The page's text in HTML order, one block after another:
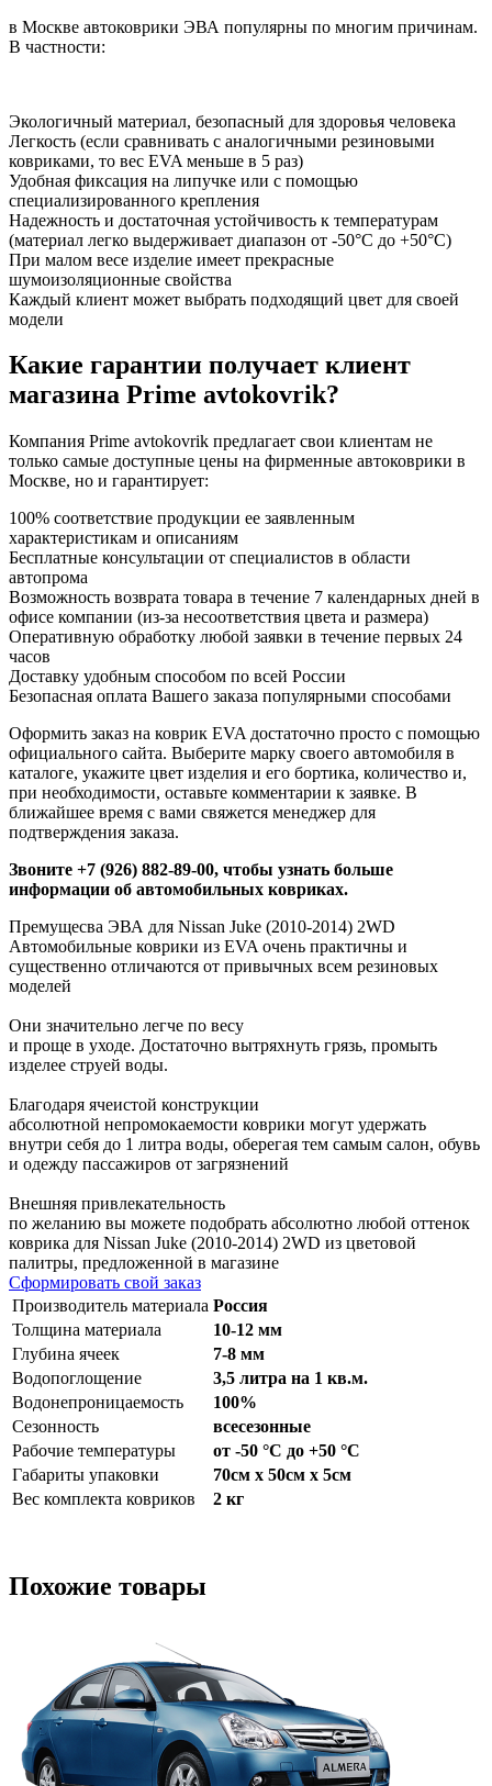
в Москве автоковрики ЭВА популярны по многим причинам.
В частности:
Экологичный материал, безопасный для здоровья человека
Легкость (если сравнивать с аналогичными резиновыми
ковриками, то вес EVA меньше в 5 раз)
Удобная фиксация на липучке или с помощью
специализированного крепления
Надежность и достаточная устойчивость к температурам
(материал легко выдерживает диапазон от -50°С до +50°С)
При малом весе изделие имеет прекрасные
шумоизоляционные свойства
Каждый клиент может выбрать подходящий цвет для своей
модели
Какие гарантии получает клиент
магазина Prime avtokovrik?
Компания Prime avtokovrik предлагает свои клиентам не
только самые доступные цены на фирменные автоковрики в
Москве, но и гарантирует:
100% соответствие продукции ее заявленным
характеристикам и описаниям
Бесплатные консультации от специалистов в области
автопрома
Возможность возврата товара в течение 7 календарных дней в
офисе компании (из-за несоответствия цвета и размера)
Оперативную обработку любой заявки в течение первых 24
часов
Доставку удобным способом по всей России
Безопасная оплата Вашего заказа популярными способами
Оформить заказ на коврик EVA достаточно просто с помощью
официального сайта. Выберите марку своего автомобиля в
каталоге, укажите цвет изделия и его бортика, количество и,
при необходимости, оставьте комментарии к заявке. В
ближайшее время с вами свяжется менеджер для
подтверждения заказа.
Звоните +7 (926) 882-89-00, чтобы узнать больше
информации об автомобильных ковриках.
Премущесва ЭВА для Nissan Juke (2010-2014) 2WD
Автомобильные коврики из EVA очень практичны и
существенно отличаются от привычных всем резиновых
моделей
Они значительно легче по весу
и проще в уходе. Достаточно вытряхнуть грязь, промыть
изделее струей воды.
Благодаря ячеистой конструкции
абсолютной непромокаемости коврики могут удержать
внутри себя до 1 литра воды, оберегая тем самым салон, обувь
и одежду пассажиров от загрязнений
Внешняя привлекательность
по желанию вы можете подобрать абсолютно любой оттенок
коврика для Nissan Juke (2010-2014) 2WD из цветовой
палитры, предложенной в магазине
Сформировать свой заказ
Производитель материала Россия
Толщина материала
10-12 мм
Глубина ячеек
7-8 мм
Водопоглощение
3,5 литра на 1 кв.м.
Водонепроницаемость
100%
Сезонность
всесезонные
Рабочие температуры
от -50 °С до +50 °С
Габариты упаковки
70см x 50см x 5см
Вес комплекта ковриков
2 кг
Похожие товары